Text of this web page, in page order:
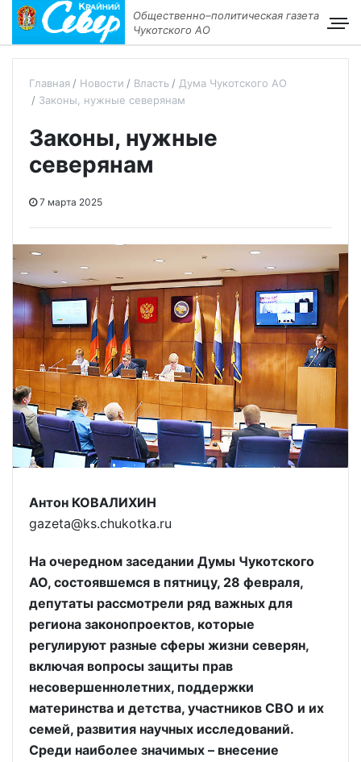
Общественно–политическая газета
Чукотского АО
Главная Новости Власть
Дума Чукотского АО
Законы, нужные северянам
Законы, нужные
северянам
7 марта 2025
Антон КОВАЛИХИН
gazeta@ks.chukotka.ru
На очередном заседании Думы Чукотского
АО, состоявшемся в пятницу, 28 февраля,
депутаты рассмотрели ряд важных для
региона законопроектов, которые
регулируют разные сферы жизни северян,
включая вопросы защиты прав
несовершеннолетних, поддержки
материнства и детства, участников СВО и их
семей, развития научных исследований.
Среди наиболее значимых – внесение